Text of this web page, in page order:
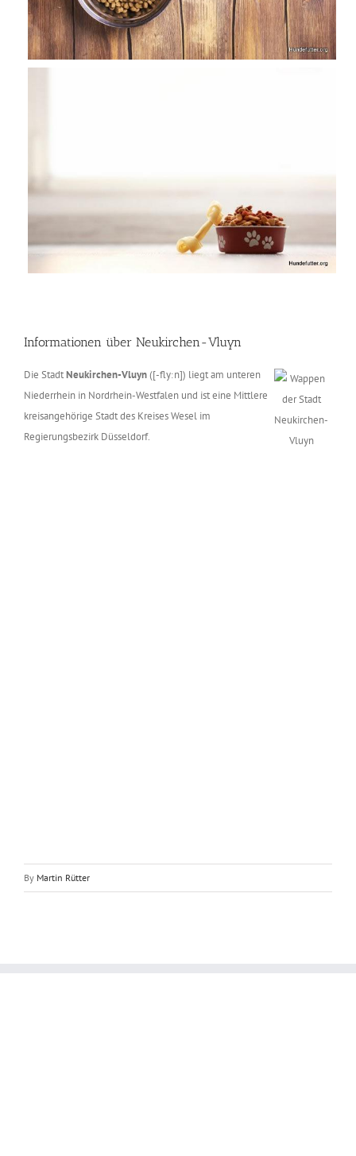
Informationen über Neukirchen-Vluyn
Die StadtNeukirchen-Vluyn([-flyːn]) liegt am unteren
Niederrhein in Nordrhein-Westfalen und ist eine Mittlere
kreisangehörige Stadt des Kreises Wesel im
Regierungsbezirk Düsseldorf.
By Martin Rütter